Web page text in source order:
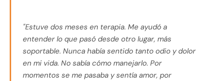
"Estuve dos meses en terapia. Me ayudó a
entender lo que pasó desde otro lugar, más
soportable. Nunca había sentido tanto odio y dolor
en mi vida. No sabía cómo manejarlo. Por
momentos se me pasaba y sentía amor, por